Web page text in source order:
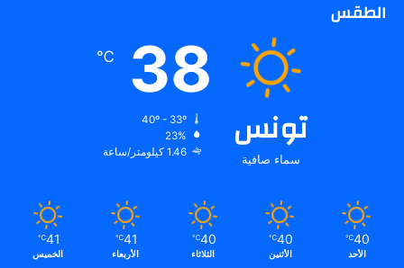
الطقس
تونس
سماء صافية
38
℃
23%
1.46 كيلومتر/ساعة
40
℃
الأحد
40
℃
الأثنين
40
℃
الثلاثاء
41
℃
الأربعاء
41
℃
الخميس